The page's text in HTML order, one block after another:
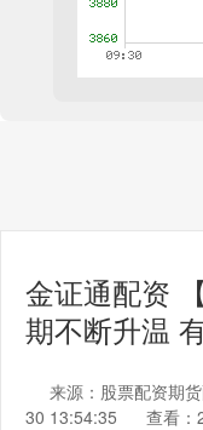
金证通配资
期不断升温
来源：股票配资期
30 13:54:35
查看：